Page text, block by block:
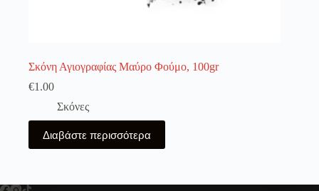
Σκόνη Αγιογραφίας Μαύρο Φούμο, 100gr
€1.00
Σκόνες
Διαβάστε περισσότερα